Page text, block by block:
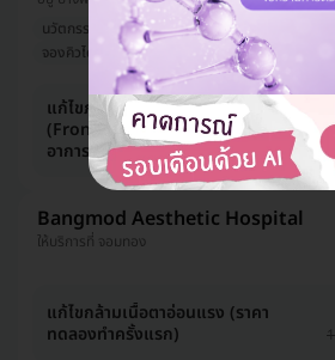
นวัตกรรมใหม่
คนดังเป็นลูกค้า
จองคิวได้เร็ว
ออกใบรับรองแพทย์ได้
แก้ไขภาวะกล้ามเนื้อตาอ่อนแรง
(Frontalis op.) 2 ข้าง สำหรับผู้ที่มี
อาการมาก
Bangmod Aesthetic Hospital
ให้บริการที่ จอมทอง
แก้ไขกล้ามเนื้อตาอ่อนแรง (ราคา
ทดลองทำครั้งแรก)